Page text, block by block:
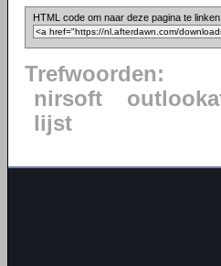
HTML code om naar deze pagina te linken:
Trefwoorden:
nirsoft
lijst